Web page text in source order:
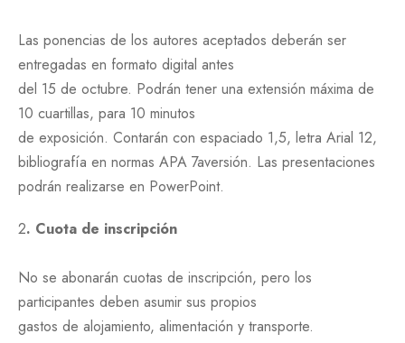
Las ponencias de los autores aceptados deberán ser
entregadas en formato digital antes
del 15 de octubre. Podrán tener una extensión máxima de
10 cuartillas, para 10 minutos
de exposición. Contarán con espaciado 1,5, letra Arial 12,
bibliografía en normas APA 7aversión. Las presentaciones
podrán realizarse en PowerPoint.
2. Cuota de inscripción
No se abonarán cuotas de inscripción, pero los
participantes deben asumir sus propios
gastos de alojamiento, alimentación y transporte.